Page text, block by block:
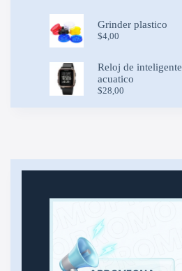
Grinder plastico
$4,00
Reloj de inteligente
acuatico
$28,00